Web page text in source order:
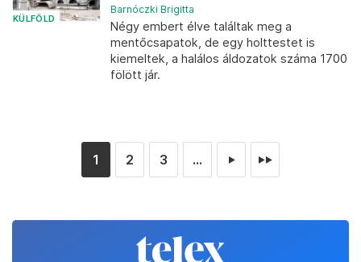
KÜLFÖLD
Barnóczki Brigitta
Négy embert élve találtak meg a
mentőcsapatok, de egy holttestet is
kiemeltek, a halálos áldozatok száma 1700
fölött jár.
1 2 3 ... ► ►►